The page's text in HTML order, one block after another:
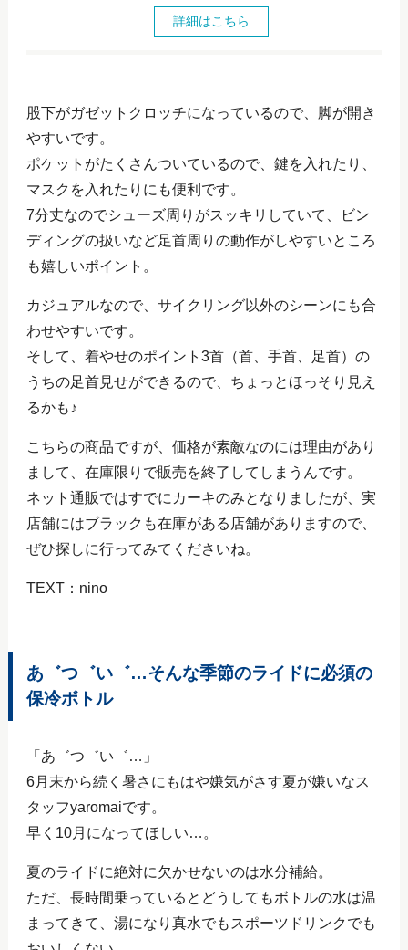
詳細はこちら
股下がガゼットクロッチになっているので、脚が開き
やすいです。
ポケットがたくさんついているので、鍵を入れたり、
マスクを入れたりにも便利です。
7分丈なのでシューズ周りがスッキリしていて、ビン
ディングの扱いなど足首周りの動作がしやすいところ
も嬉しいポイント。
カジュアルなので、サイクリング以外のシーンにも合
わせやすいです。
そして、着やせのポイント3首（首、手首、足首）の
うちの足首見せができるので、ちょっとほっそり見え
るかも♪
こちらの商品ですが、価格が素敵なのには理由があり
まして、在庫限りで販売を終了してしまうんです。
ネット通販ではすでにカーキのみとなりましたが、実
店舗にはブラックも在庫がある店舗がありますので、
ぜひ探しに行ってみてくださいね。
TEXT：nino
あ゛つ゛い゛…そんな季節のライドに必須の
保冷ボトル
「あ゛つ゛い゛…」
6月末から続く暑さにもはや嫌気がさす夏が嫌いなス
タッフyaromaiです。
早く10月になってほしい…。
夏のライドに絶対に欠かせないのは水分補給。
ただ、長時間乗っているとどうしてもボトルの水は温
まってきて、湯になり真水でもスポーツドリンクでも